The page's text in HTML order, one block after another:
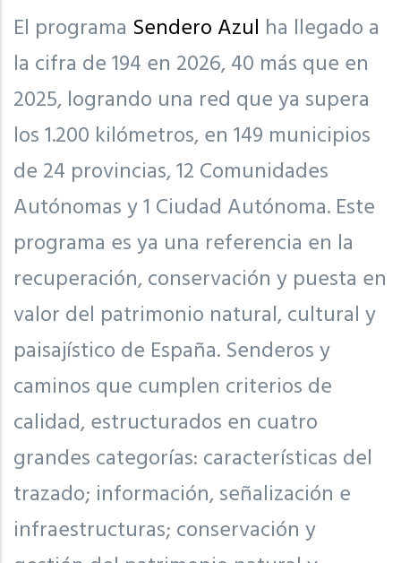
El programa Sendero Azul ha llegado a
la cifra de 194 en 2026, 40 más que en
2025, logrando una red que ya supera
los 1.200 kilómetros, en 149 municipios
de 24 provincias, 12 Comunidades
Autónomas y 1 Ciudad Autónoma. Este
programa es ya una referencia en la
recuperación, conservación y puesta en
valor del patrimonio natural, cultural y
paisajístico de España. Senderos y
caminos que cumplen criterios de
calidad, estructurados en cuatro
grandes categorías: características del
trazado; información, señalización e
infraestructuras; conservación y